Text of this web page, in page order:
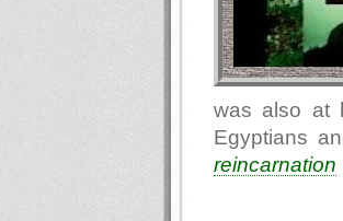
was also at
Egyptians
reincarnation